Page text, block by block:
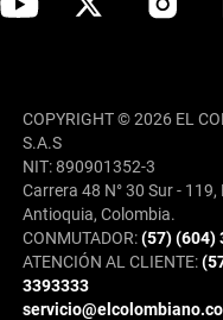
COPYRIGHT © 2026 EL
S.A.S
NIT: 890901352-3
Carrera 48 N° 30 Sur - 119,
Antioquia, Colombia.
CONMUTADOR:(57) (604)
ATENCIÓN AL CLIENTE:
3393333